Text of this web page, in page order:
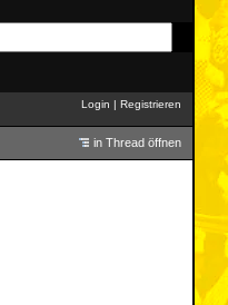
Login | Registrieren
in Thread öffnen